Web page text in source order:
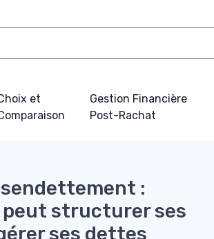
et
Gestion Financière
Post-Rachat
:
structurer ses
ses dettes